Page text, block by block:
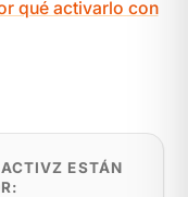
qué activarlo con
ESTÁN